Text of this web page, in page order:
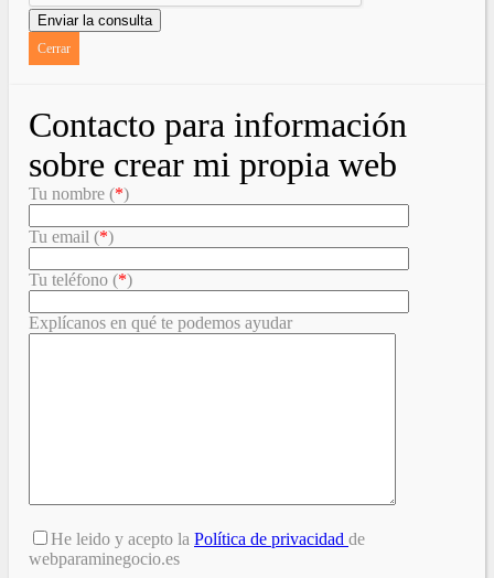
Cerrar
Contacto para información
sobre crear mi propia web
Tu nombre (*)
Tu email (*)
Tu teléfono (*)
Explícanos en qué te podemos ayudar
He leido y acepto la Política de privacidad de
webparaminegocio.es